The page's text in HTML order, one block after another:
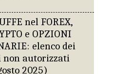
nel FOREX,
e OPZIONI
elenco dei
non autorizzati
2025)